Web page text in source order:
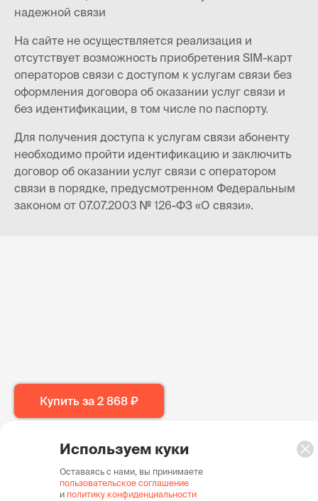
Купить за 2 868 ₽
надежной связи
На сайте не осуществляется реализация и
отсутствует возможность приобретения SIM-карт
операторов связи с доступом к услугам связи без
оформления договора об оказании услуг связи и
без идентификации, в том числе по паспорту.
Для получения доступа к услугам связи абоненту
необходимо пройти идентификацию и заключить
договор об оказании услуг связи с оператором
связи в порядке, предусмотренном Федеральным
законом от 07.07.2003 № 126-ФЗ «О связи».
Используем куки
Оставаясь с нами, вы принимаете
пользовательское соглашение
и политику конфиденциальности